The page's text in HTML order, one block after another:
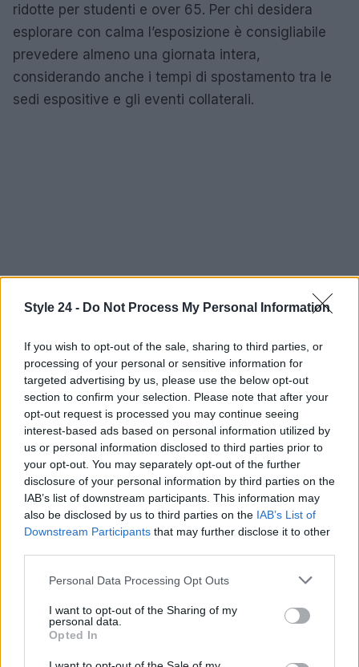
Style 24 - Do Not Process My Personal Information
If you wish to opt-out of the sale, sharing to third parties, or
processing of your personal or sensitive information for
targeted advertising by us, please use the below opt-out
section to confirm your selection. Please note that after your
opt-out request is processed you may continue seeing
interest-based ads based on personal information utilized by
us or personal information disclosed to third parties prior to
your opt-out. You may separately opt-out of the further
disclosure of your personal information by third parties on the
IAB’s list of downstream participants. This information may
also be disclosed by us to third parties on the IAB’s List of
Downstream Participants that may further disclose it to other
Please note that this website/app uses one or more Google
not limited to your visit or usage behaviour. You may click to
grant or deny consent to Google and its third-party tags to
use your data for below specified purposes in below Google
consent section.
Personal Data Processing Opt Outs
I want to opt-out of the Sharing of my
personal data.
Opted In
ridotte per studenti e over 65. Per chi desidera
esplorare con calma l’esposizione è consigliabile
prevedere almeno una giornata intera,
considerando anche i tempi di spostamento tra le
sedi espositive e gli eventi collaterali.
In sintesi, l’edizione 2026 dellaBiennale di
Veneziaè emersa come un crocevia di mostre,
incontri sociali e dichiarazioni pubbliche. Tra feste,
after-hourse appuntamenti istituzionali l’evento ha
dimostrato la propria capacità di essere al tempo
stesso vetrina internazionale dell’arte e
palcoscenico di riflessioni su temi globali come la
dialogo pubblico.